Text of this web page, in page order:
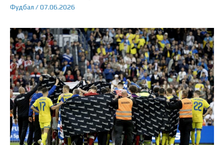
Фудбал /07.06.2026